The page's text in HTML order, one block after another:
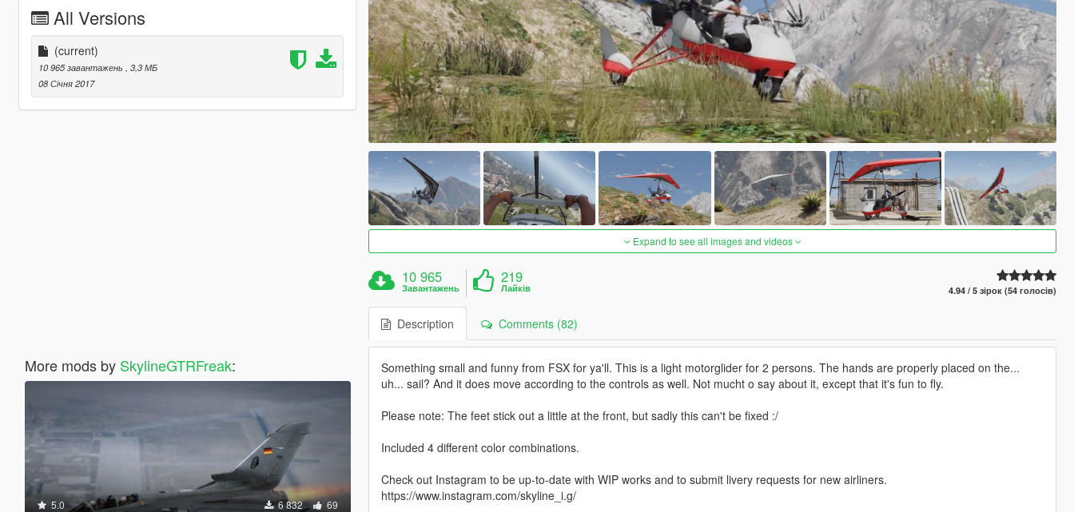
All Versions
(current)
10 965 завантажень
, 3,3 МБ
08 Січня 2017
More mods by SkylineGTRFreak:
5.0 6 832 69
Expand to see all images and videos
10 965
Завантажень
219
Лайків 4.94 / 5 зірок (54 голосів)
Description Comments (82)
Something small and funny from FSX for ya'll. This is a light motorglider for 2 persons. The hands are properly placed on the...
uh... sail? And it does move according to the controls as well. Not mucht o say about it, except that it's fun to fly.
Please note: The feet stick out a little at the front, but sadly this can't be fixed :/
Included 4 different color combinations.
Check out Instagram to be up-to-date with WIP works and to submit livery requests for new airliners.
https://www.instagram.com/skyline_i.g/